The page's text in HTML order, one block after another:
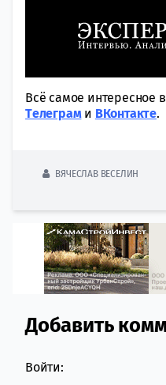
Всё самое интересное
Tелеграми ВКонтакте.
ВЯЧЕСЛАВ ВЕСЕЛИН
Comment
Добавить
Войти: